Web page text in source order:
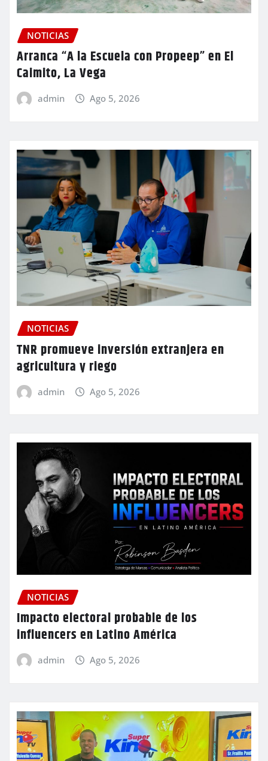
NOTICIAS
Arranca “A la Escuela con Propeep” en El
Caimito, La Vega
admin Ago 5, 2026
NOTICIAS
TNR promueve inversión extranjera en
agricultura y riego
admin Ago 5, 2026
NOTICIAS
Impacto electoral probable de los
influencers en Latino América
admin Ago 5, 2026